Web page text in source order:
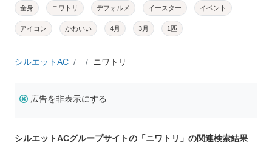
全身 ニワトリ デフォルメ イースター イベント
アイコン かわいい 4月 3月 1匹
シルエットAC ニワトリ
広告を非表示にする
シルエットACグループサイトの「ニワトリ」の関連検索結果